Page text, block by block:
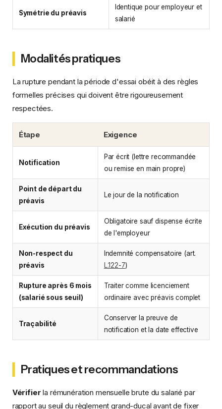
Symétrie du préavis
Identique pour employeur et
salarié
Modalités pratiques
La rupture pendant la période d'essai obéit à des règles
formelles précises qui doivent être rigoureusement
respectées.
Étape Exigence
Notification
Par écrit (lettre recommandée
ou remise en main propre)
Point de départ du
préavis
Le jour de la notification
Exécution du préavis
Obligatoire sauf dispense écrite
de l'employeur
Non-respect du
préavis
Indemnité compensatoire (art.
L.122-7)
Rupture après 6 mois
(salarié sous seuil)
Traiter comme licenciement
ordinaire avec préavis complet
Traçabilité
Conserver la preuve de
notification et la date effective
Pratiques et recommandations
Vérifier la rémunération mensuelle brute du salarié par
rapport au seuil du règlement grand-ducal avant de fixer